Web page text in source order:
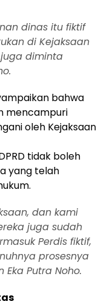
dinas itu fiktif
di Kejaksaan
diminta
bahwa
mencampuri
oleh Kejaksaan
tidak boleh
yang telah
dan kami
juga sudah
Perdis fiktif,
prosesnya
Eka Putra Noho.